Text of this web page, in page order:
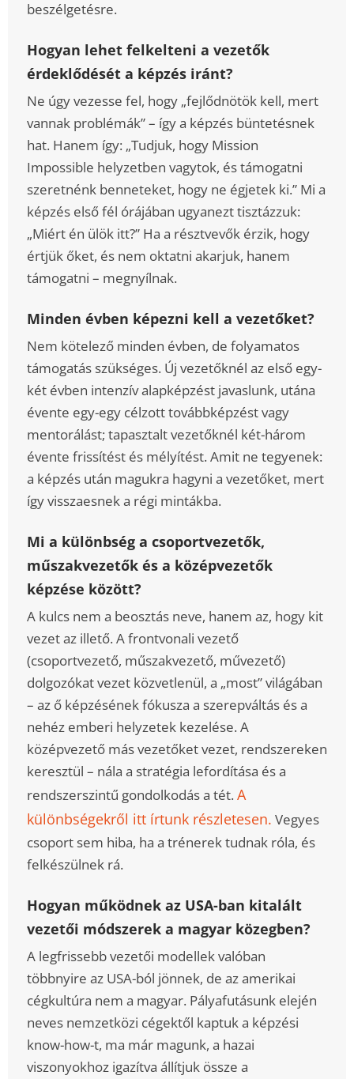
beszélgetésre.
Hogyan lehet felkelteni a vezetők
érdeklődését a képzés iránt?
Ne úgy vezesse fel, hogy „fejlődnötök kell, mert
vannak problémák” – így a képzés büntetésnek
hat. Hanem így: „Tudjuk, hogy Mission
Impossible helyzetben vagytok, és támogatni
szeretnénk benneteket, hogy ne égjetek ki.” Mi a
képzés első fél órájában ugyanezt tisztázzuk:
„Miért én ülök itt?” Ha a résztvevők érzik, hogy
értjük őket, és nem oktatni akarjuk, hanem
támogatni – megnyílnak.
Minden évben képezni kell a vezetőket?
Nem kötelező minden évben, de folyamatos
támogatás szükséges. Új vezetőknél az első egy-
két évben intenzív alapképzést javaslunk, utána
évente egy-egy célzott továbbképzést vagy
mentorálást; tapasztalt vezetőknél két-három
évente frissítést és mélyítést. Amit ne tegyenek:
a képzés után magukra hagyni a vezetőket, mert
így visszaesnek a régi mintákba.
Mi a különbség a csoportvezetők,
műszakvezetők és a középvezetők
képzése között?
A kulcs nem a beosztás neve, hanem az, hogy kit
vezet az illető. A frontvonali vezető
(csoportvezető, műszakvezető, művezető)
dolgozókat vezet közvetlenül, a „most” világában
– az ő képzésének fókusza a szerepváltás és a
nehéz emberi helyzetek kezelése. A
középvezető más vezetőket vezet, rendszereken
keresztül – nála a stratégia lefordítása és a
rendszerszintű gondolkodás a tét. A
különbségekről itt írtunk részletesen. Vegyes
csoport sem hiba, ha a trénerek tudnak róla, és
felkészülnek rá.
Hogyan működnek az USA-ban kitalált
vezetői módszerek a magyar közegben?
A legfrissebb vezetői modellek valóban
többnyire az USA-ból jönnek, de az amerikai
cégkultúra nem a magyar. Pályafutásunk elején
neves nemzetközi cégektől kaptuk a képzési
know-how-t, ma már magunk, a hazai
viszonyokhoz igazítva állítjuk össze a